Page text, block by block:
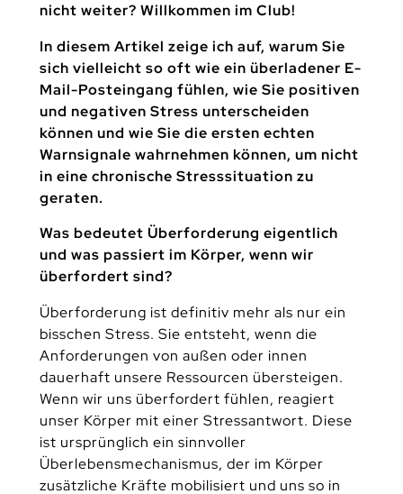
nicht weiter? Willkommen im Club!
In diesem Artikel zeige ich auf, warum Sie
sich vielleicht so oft wie ein überladener E-
Mail-Posteingang fühlen, wie Sie positiven
und negativen Stress unterscheiden
können und wie Sie die ersten echten
Warnsignale wahrnehmen können, um nicht
in eine chronische Stresssituation zu
geraten.
Was bedeutet Überforderung eigentlich
und was passiert im Körper, wenn wir
überfordert sind?
Überforderung ist definitiv mehr als nur ein
bisschen Stress. Sie entsteht, wenn die
Anforderungen von außen oder innen
dauerhaft unsere Ressourcen übersteigen.
Wenn wir uns überfordert fühlen, reagiert
unser Körper mit einer Stressantwort. Diese
ist ursprünglich ein sinnvoller
Überlebensmechanismus, der im Körper
zusätzliche Kräfte mobilisiert und uns so in